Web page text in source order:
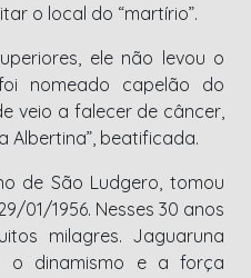
o local do “martírio”.
ele não levou o
nomeado capelão do
veio a falecer de câncer,
Albertina”, beatificada.
de São Ludgero, tomou
01/1956. Nesses 30 anos
milagres. Jaguaruna
o dinamismo e a força